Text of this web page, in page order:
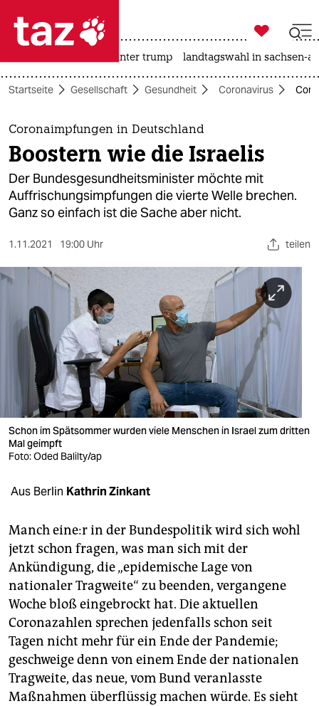
 taz zahl ich
taz zahl ich
themen
politik
öko
sport
berlin
nord
wahrheit
verlag
verlag
shop
fragen & hilfe
unterstützen
abo
genossenschaft
epaper login

taz zahl ich
usa unter trump landtagswahl in sachsen-
Startseite Gesellschaft Gesundheit Coronavirus
Coronaimpfungen in Deutschland
Boostern wie die Israelis
Der Bundesgesundheitsminister möchte mit
Auffrischungsimpfungen die vierte Welle brechen.
Ganz so einfach ist die Sache aber nicht.
1.11.2021 19:00 Uhr teilen
Schon im Spätsommer wurden viele Menschen in Israel zum dritten
Mal geimpft
Foto: Oded Balilty/ap
Aus Berlin Kathrin Zinkant
Manch ei­ne:r in der Bundespolitik wird sich wohl
jetzt schon fragen, was man sich mit der
Ankündigung, die „epidemische Lage von
nationaler Tragweite“ zu beenden, vergangene
Woche bloß eingebrockt hat. Die aktuellen
Coronazahlen sprechen jedenfalls schon seit
Tagen nicht mehr für ein Ende der Pandemie;
geschweige denn von einem Ende der nationalen
Tragweite, das neue, vom Bund veranlasste
Maßnahmen überflüssig machen würde. Es sieht